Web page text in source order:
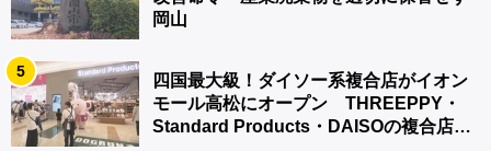
岡山
5
四国最大級！ダイソー系複合店がイオン
モール高松にオープン THREEPPY・
Standard Products・DAISOの複合店は